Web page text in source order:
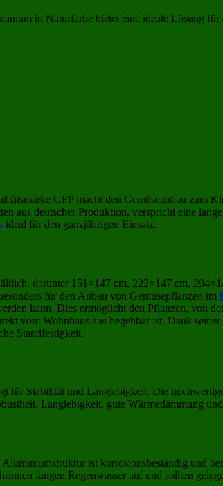
in Naturfarbe bietet eine ideale Lösung
GFP macht den Gemüseanbau
aus deutscher Produktion, verspricht eine
ideal für den ganzjährigen Einsatz.
darunter 151×147 cm, 222×147 cm,
für den Anbau von Gemüsepflanzen im
kann. Dies ermöglicht den Pflanzen, von
vom Wohnhaus aus begehbar ist. Dank
Standfestigkeit.
für Stabilität und Langlebigkeit. Die
Langlebigkeit, gute Wärmedämmung
ist korrosionsbeständig und
fangen Regenwasser auf und sollten